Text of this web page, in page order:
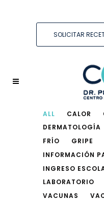
SOLICITAR
ALL CALOR
DERMATOLOGÍA
FRÍO
GRIPE
INFORMACIÓN
INGRESO
LABORATORIO
VACUNAS